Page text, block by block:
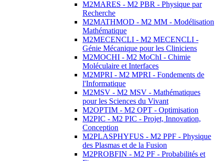
M2MARES - M2 PBR - Physique par
Recherche
M2MATHMOD - M2 MM - Modélisation
Mathématique
M2MECENCLI - M2 MECENCLI -
Génie Mécanique pour les Cliniciens
M2MOCHI - M2 MoChI - Chimie
Moléculaire et Interfaces
M2MPRI - M2 MPRI - Fondements de
l'Informatique
M2MSV - M2 MSV - Mathématiques
pour les Sciences du Vivant
M2OPTIM - M2 OPT - Optimisation
M2PIC - M2 PIC - Projet, Innovation,
Conception
M2PLASPHYFUS - M2 PPF - Physique
des Plasmas et de la Fusion
M2PROBFIN - M2 PF - Probabilités et